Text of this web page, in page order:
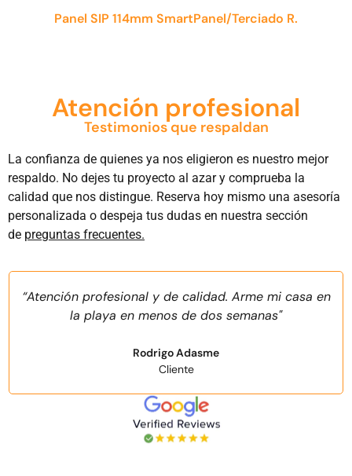
Panel SIP 114mm SmartPanel/Terciado R.
Atención profesional
Testimonios que respaldan
La confianza de quienes ya nos eligieron es nuestro mejor
respaldo. No dejes tu proyecto al azar y comprueba la
calidad que nos distingue. Reserva hoy mismo una asesoría
personalizada o despeja tus dudas en nuestra sección
de preguntas frecuentes.
“Atención profesional y de calidad. Arme mi casa en
la playa en menos de dos semanas"
Rodrigo Adasme
Cliente